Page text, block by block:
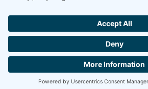
Mediation
Data protection
Conditions
Training and further education offers
Call E-mail